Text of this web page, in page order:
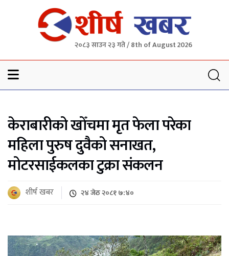
२०८३ साउन २३ गते / 8th of August 2026
केराबारीको खोँचमा मृत फेला परेका
महिला पुरुष दुवैको सनाखत,
मोटरसाईकलका टुक्रा संकलन
शीर्ष खबर २४ जेठ २०८१ ७:४०